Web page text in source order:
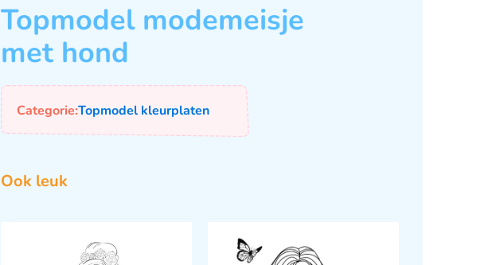
Topmodel modemeisje
met hond
Categorie:Topmodel kleurplaten
Ook leuk